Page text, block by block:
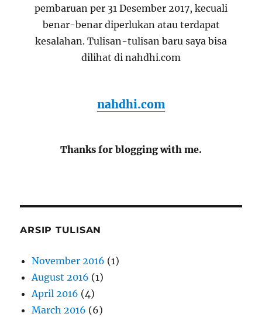
pembaruan per 31 Desember 2017, kecuali
benar-benar diperlukan atau terdapat
kesalahan. Tulisan-tulisan baru saya bisa
dilihat di nahdhi.com
nahdhi.com
Thanks for blogging with me.
ARSIP TULISAN
November 2016 (1)
August 2016 (1)
April 2016 (4)
March 2016 (6)